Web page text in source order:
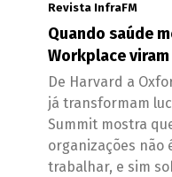
Revista InfraFM
Quando saúde
Workplace
De Harvard a
já transformam
Summit mostra
organizações não
trabalhar, e sim